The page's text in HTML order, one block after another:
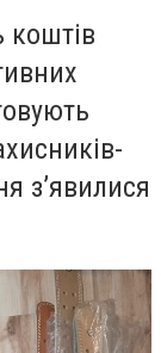
коштів
з’явилися